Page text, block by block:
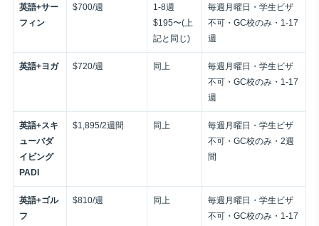
英語+サー
フィン
$700/週
1-8週
$195〜(上
記と同じ)
毎週月曜日・学生ビザ
不可・GC校のみ・1-17
週
英語+ヨガ $720/週 同上
毎週月曜日・学生ビザ
不可・GC校のみ・1-17
週
英語+スキ
ューバダ
イビング
PADI
$1,895/2週間 同上
毎週月曜日・学生ビザ
不可・GC校のみ・2週
間
英語+ゴル
フ
$810/週 同上
毎週月曜日・学生ビザ
不可・GC校のみ・1-17